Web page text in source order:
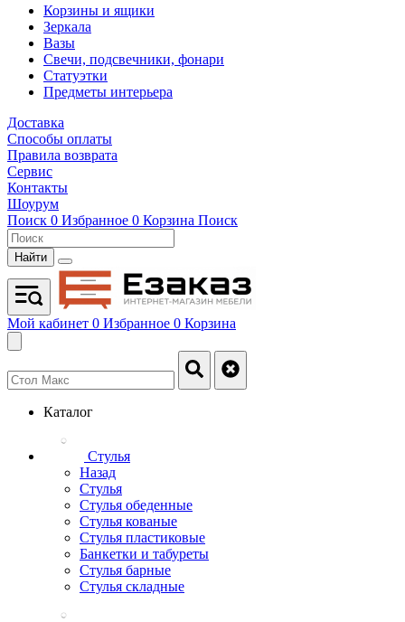
Корзины и ящики
Зеркала
Вазы
Свечи, подсвечники, фонари
Статуэтки
Предметы интерьера
Доставка
Способы оплаты
Правила возврата
Сервис
Контакты
Шоурум
Поиск 0 Избранное 0 Корзина Поиск
Найти
Мой кабинет 0 Избранное 0 Корзина
Каталог
Стулья
Назад
Стулья
Стулья обеденные
Стулья кованые
Стулья пластиковые
Банкетки и табуреты
Стулья барные
Стулья складные